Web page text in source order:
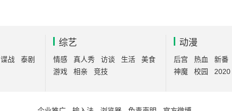
谍战
泰剧
综艺
情感 真人秀 访谈 生活
美食
游戏
相亲 竞技
动漫
后宫 热血 新番
神魔
校园 2020